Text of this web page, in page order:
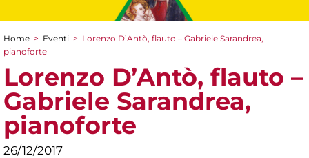
Tu sei qui
Home > Eventi > Lorenzo D’Antò, flauto – Gabriele Sarandrea,
pianoforte
Lorenzo D’Antò, flauto –
Gabriele Sarandrea,
pianoforte
26/12/2017